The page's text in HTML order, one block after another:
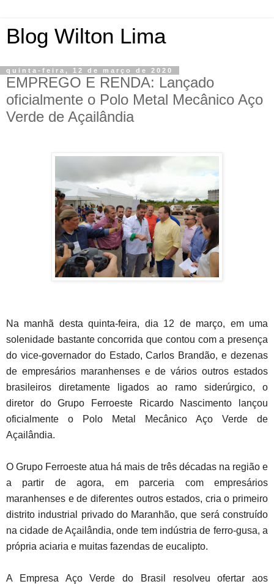
Blog Wilton Lima
quinta-feira, 12 de março de 2020
EMPREGO E RENDA: Lançado
oficialmente o Polo Metal Mecânico Aço
Verde de Açailândia
Na manhã desta quinta-feira, dia 12 de março, em uma
solenidade bastante concorrida que contou com a presença
do vice-governador do Estado, Carlos Brandão, e dezenas
de empresários maranhenses e de vários outros estados
brasileiros diretamente ligados ao ramo siderúrgico, o
diretor do Grupo Ferroeste Ricardo Nascimento lançou
oficialmente o Polo Metal Mecânico Aço Verde de
Açailândia.
O Grupo Ferroeste atua há mais de três décadas na região e
a partir de agora, em parceria com empresários
maranhenses e de diferentes outros estados, cria o primeiro
distrito industrial privado do Maranhão, que será construído
na cidade de Açailândia, onde tem indústria de ferro-gusa, a
própria aciaria e muitas fazendas de eucalipto.
A Empresa Aço Verde do Brasil resolveu ofertar aos